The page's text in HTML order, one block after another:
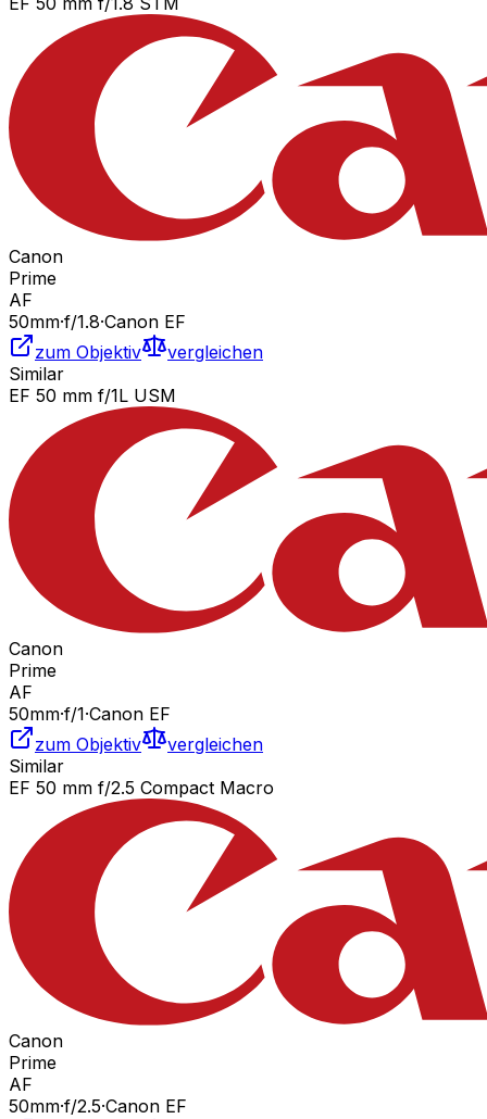
Canon
Prime
AF
50mm·f/1.8·Canon EF
zum Objektiv
vergleichen
Similar
EF 50 mm f/1L USM
Canon
Prime
AF
50mm·f/1·Canon EF
zum Objektiv
vergleichen
Similar
EF 50 mm f/2.5 Compact Macro
Canon
Prime
AF
50mm·f/2.5·Canon EF